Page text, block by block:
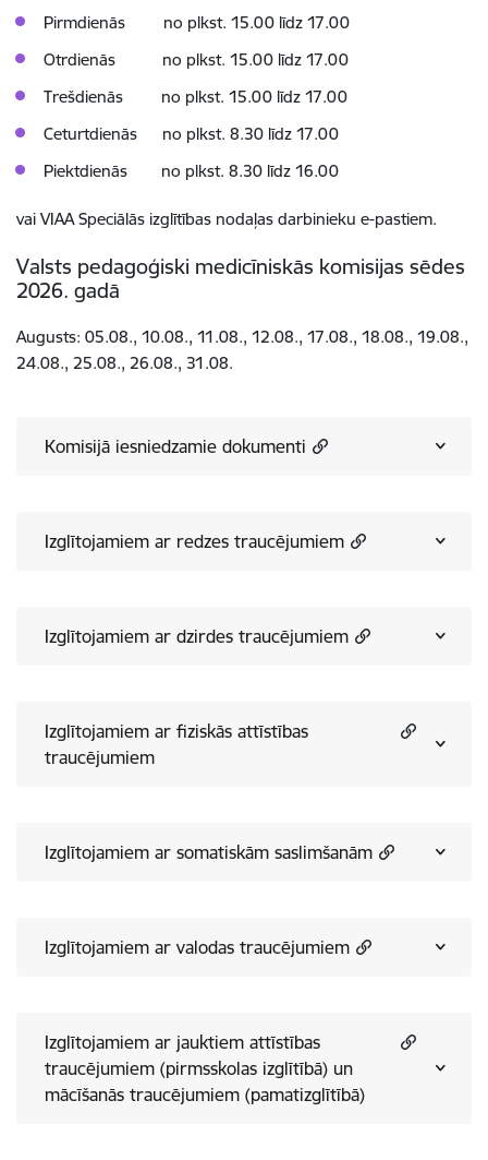
Pirmdienās no plkst. 15.00 līdz 17.00​
Otrdienās no plkst. 15.00 līdz 17.00
Trešdienās no plkst. 15.00 līdz 17.00​
Ceturtdienās no plkst. 8.30 līdz 17.00​
Piektdienās no plkst. 8.30 līdz 16.00
vai VIAA Speciālās izglītības nodaļas darbinieku e-pastiem.
Valsts pedagoģiski medicīniskās komisijas sēdes
2026. gadā
Augusts: 05.08., 10.08., 11.08., 12.08., 17.08., 18.08., 19.08.,
24.08., 25.08., 26.08., 31.08.
Komisijā iesniedzamie dokumenti
Izglītojamiem ar redzes traucējumiem
Izglītojamiem ar dzirdes traucējumiem
Izglītojamiem ar fiziskās attīstības
traucējumiem
Izglītojamiem ar somatiskām saslimšanām
Izglītojamiem ar valodas traucējumiem
Izglītojamiem ar jauktiem attīstības
traucējumiem (pirmsskolas izglītībā) un
mācīšanās traucējumiem (pamatizglītībā)